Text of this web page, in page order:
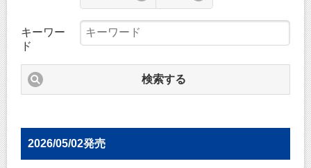
キーワー
ド
検索する
2026/05/02発売